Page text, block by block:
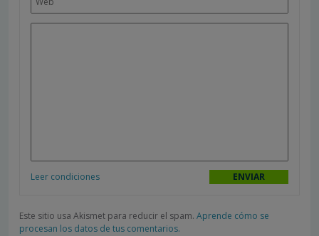
Leer condiciones
Este sitio usa Akismet para reducir el spam. Aprende cómo se
procesan los datos de tus comentarios.